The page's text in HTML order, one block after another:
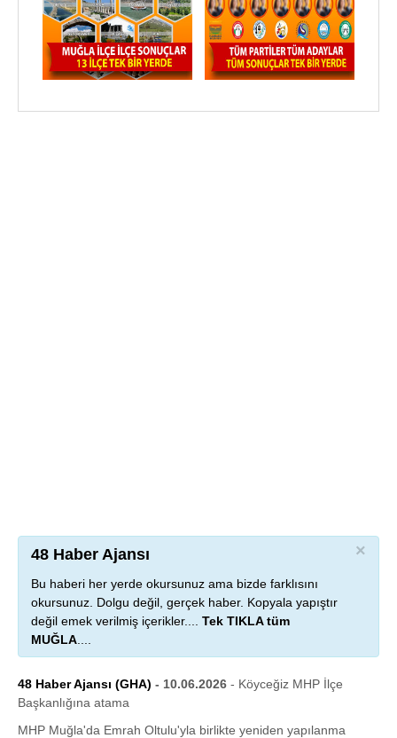
×
48 Haber Ajansı
Bu haberi her yerde okursunuz ama bizde farklısını
okursunuz. Dolgu değil, gerçek haber. Kopyala yapıştır
değil emek verilmiş içerikler.... Tek TIKLA tüm
MUĞLA
48 Haber Ajansı (GHA) - 10.06.2026 - Köyceğiz MHP İlçe
Başkanlığına atama
MHP Muğla'da Emrah Oltulu'yla birlikte yeniden yapılanma